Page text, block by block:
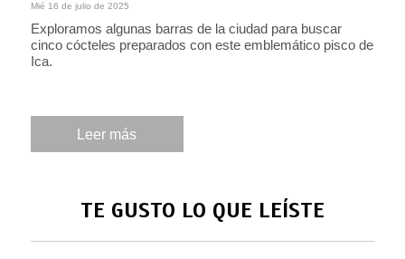
Mié 16 de julio de 2025
Exploramos algunas barras de la ciudad para buscar
cinco cócteles preparados con este emblemático pisco de
Ica.
Leer más
TE GUSTO LO QUE LEÍSTE